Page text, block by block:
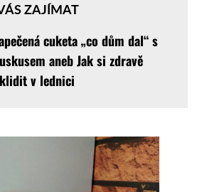
ZAJÍMAT
cuketa „co dům dal“ s
aneb Jak si zdravě
v lednici